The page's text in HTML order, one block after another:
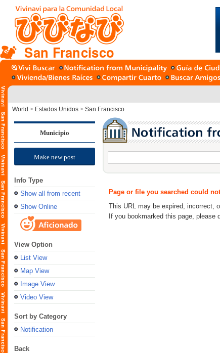
San Francisco
World > Estados Unidos > San Francisco
Municipio
Make new post
Info Type
Show all from recent
Show Online
View Option
List View
Map View
Image View
Video View
Sort by Category
Notification
Back
Page or file you searched could
This URL may be expired, incorrect,
If you bookmarked this page, please